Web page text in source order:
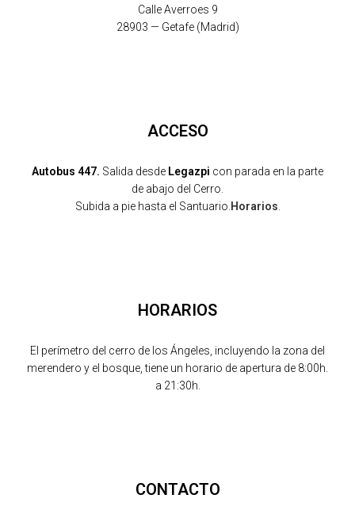
Calle Averroes 9
28903 — Getafe (Madrid)
ACCESO
Autobus 447. Salida desde Legazpi con parada en la parte
de abajo del Cerro.
Subida a pie hasta el Santuario. Horarios
HORARIOS
El perímetro del cerro de los Ángeles, incluyendo la zona del
merendero y el bosque, tiene un horario de apertura de 8:00h.
a 21:30h.
CONTACTO